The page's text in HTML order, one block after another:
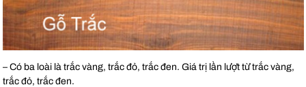
– Có ba loài là trắc vàng, trắc đỏ, trắc đen. Giá trị lần lượt từ trắc vàng,
trắc đỏ, trắc đen.